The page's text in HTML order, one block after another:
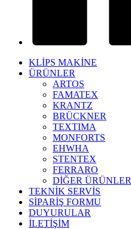
KLİPS MAKİNE
ÜRÜNLER
ARTOS
FAMATEX
KRANTZ
BRÜCKNER
TEXTIMA
MONFORTS
EHWHA
STENTEX
FERRARO
DİĞER ÜRÜNLER
TEKNİK SERVİS
SİPARİŞ FORMU
DUYURULAR
İLETİŞİM